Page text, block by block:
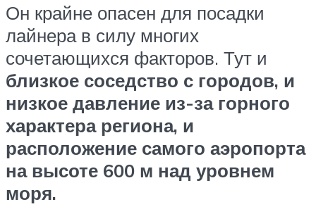
Он крайне опасен для посадки
лайнера в силу многих
сочетающихся факторов. Тут и
близкое соседство с городов, и
низкое давление из-за горного
характера региона, и
расположение самого аэропорта
на высоте 600 м над уровнем
моря.